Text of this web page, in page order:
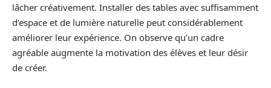
lâcher créativement. Installer des tables avec suffisamment
d’espace et de lumière naturelle peut considérablement
améliorer leur expérience. On observe qu’un cadre
agréable augmente la motivation des élèves et leur désir
de créer.